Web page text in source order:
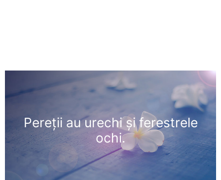
Pereţii au urechi şi ferestrele
ochi.